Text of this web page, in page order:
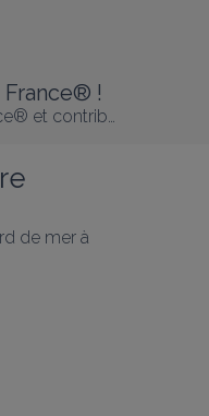
!
Rejoignez Gîtes de France® et contribuez à valoriser le tourisme en Vendée !
de mer à